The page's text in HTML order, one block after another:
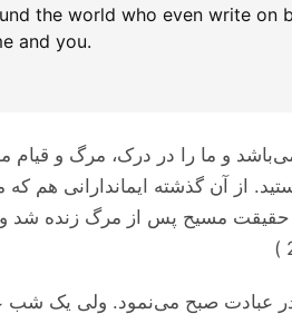
the world who even write on
and you.
و ما را در درک، مرگ و
از آن گذشته ایماندارانی هم که
حقیقت مسیح پس از مرگ زنده
عبادت صبح می‌نمود. ولی یک